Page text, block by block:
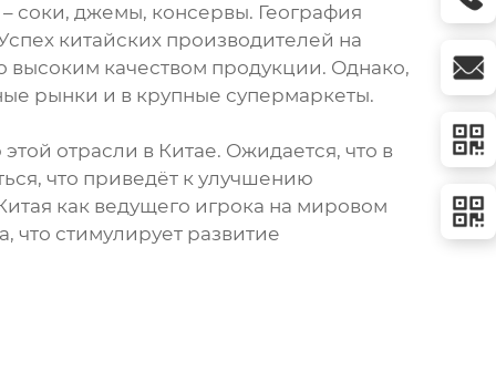
соки, джемы, консервы. География
китайских производителей на
качеством продукции. Однако,
рынки и в крупные супермаркеты.
отрасли в Китае. Ожидается, что в
что приведёт к улучшению
как ведущего игрока на мировом
что стимулирует развитие